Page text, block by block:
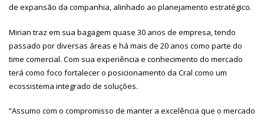
de expansão da companhia, alinhado ao planejamento estratégico.
Mirian traz em sua bagagem quase 30 anos de empresa, tendo
passado por diversas áreas e há mais de 20 anos como parte do
time comercial. Com sua experiência e conhecimento do mercado
terá como foco fortalecer o posicionamento da Cral como um
ecossistema integrado de soluções.
“Assumo com o compromisso de manter a excelência que o mercado